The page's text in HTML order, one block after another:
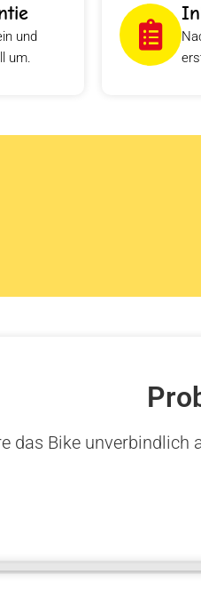
und
um.
das Bike unverbindlich